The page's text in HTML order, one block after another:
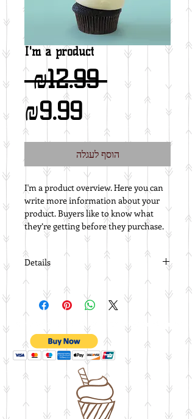
I'm a product
₪12.99 מחיר
רגיל
₪9.99מחיר
מבצע
הוסף לעגלה
I'm a product overview. Here you can
write more information about your
product. Buyers like to know what
they’re getting before they purchase.
Details
I'm a product detail. I'm a great place
to add more details about your
product such as sizing, material, care
instructions and cleaning
instructions.